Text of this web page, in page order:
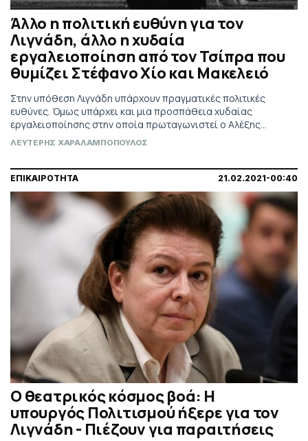
Άλλο η πολιτική ευθύνη για τον
Λιγνάδη, άλλο η χυδαία
εργαλειοποίηση από τον Τσίπρα που
θυμίζει Στέφανο Χίο και Μακελειό
Στην υπόθεση Λιγνάδη υπάρχουν πραγματικές πολιτικές
ευθύνες. Όμως υπάρχει και μια προσπάθεια χυδαίας
εργαλειοποίησης στην οποία πρωταγωνιστεί ο Αλέξης
Τσίπρας. Από την Μενδώνη στον Τσίπρα... Ένας Λιγνάδης
ΛΕΥΤΕΡΗΣ ΧΑΡΑΛΑΜΠΟΠΟΥΛΟΣ
ΕΠΙΚΑΙΡΟΤΗΤΑ 21.02.2021-00:40
Ο θεατρικός κόσμος βοά: Η
υπουργός Πολιτισμού ήξερε για τον
Λιγνάδη - Πιέζουν για παραιτήσεις